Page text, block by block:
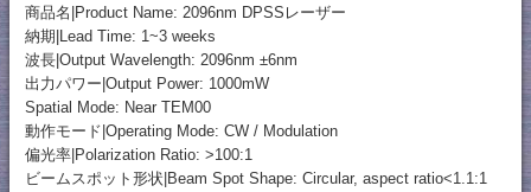
商品名|Product Name: 2096nm DPSSレーザー
納期|Lead Time: 1~3 weeks
波長|Output Wavelength: 2096nm ±6nm
出力パワー|Output Power: 1000mW
Spatial Mode: Near TEM00
動作モード|Operating Mode: CW / Modulation
偏光率|Polarization Ratio: >100:1
ビームスポット形状|Beam Spot Shape: Circular, aspect ratio<1.1:1